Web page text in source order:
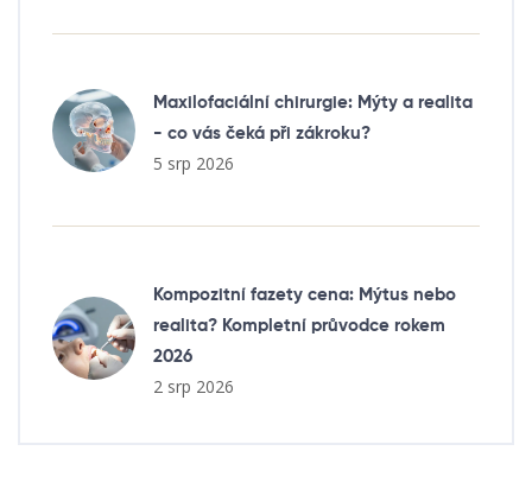
Maxilofaciální chirurgie: Mýty a realita
- co vás čeká při zákroku?
5 srp 2026
Kompozitní fazety cena: Mýtus nebo
realita? Kompletní průvodce rokem
2026
2 srp 2026